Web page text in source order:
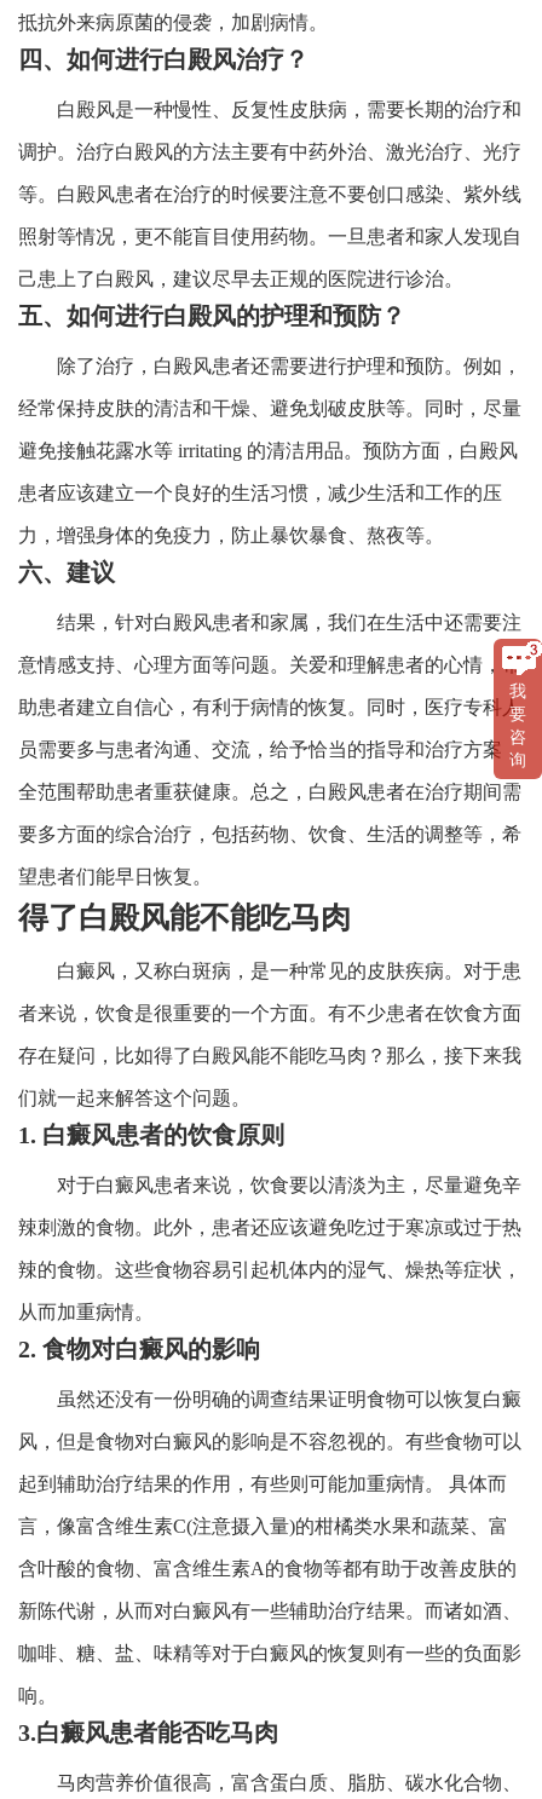
抵抗外来病原菌的侵袭，加剧病情。
四、如何进行白殿风治疗？
白殿风是一种慢性、反复性皮肤病，需要长期的治疗和
调护。治疗白殿风的方法主要有中药外治、激光治疗、光疗
等。白殿风患者在治疗的时候要注意不要创口感染、紫外线
照射等情况，更不能盲目使用药物。一旦患者和家人发现自
己患上了白殿风，建议尽早去正规的医院进行诊治。
五、如何进行白殿风的护理和预防？
除了治疗，白殿风患者还需要进行护理和预防。例如，
经常保持皮肤的清洁和干燥、避免划破皮肤等。同时，尽量
避免接触花露水等 irritating 的清洁用品。预防方面，白殿风
患者应该建立一个良好的生活习惯，减少生活和工作的压
力，增强身体的免疫力，防止暴饮暴食、熬夜等。
六、建议
结果，针对白殿风患者和家属，我们在生活中还需要注
意情感支持、心理方面等问题。关爱和理解患者的心情，帮
助患者建立自信心，有利于病情的恢复。同时，医疗专科人
员需要多与患者沟通、交流，给予恰当的指导和治疗方案，
全范围帮助患者重获健康。总之，白殿风患者在治疗期间需
要多方面的综合治疗，包括药物、饮食、生活的调整等，希
望患者们能早日恢复。
得了白殿风能不能吃马肉
白癜风，又称白斑病，是一种常见的皮肤疾病。对于患
者来说，饮食是很重要的一个方面。有不少患者在饮食方面
存在疑问，比如得了白殿风能不能吃马肉？那么，接下来我
们就一起来解答这个问题。
1. 白癜风患者的饮食原则
对于白癜风患者来说，饮食要以清淡为主，尽量避免辛
辣刺激的食物。此外，患者还应该避免吃过于寒凉或过于热
辣的食物。这些食物容易引起机体内的湿气、燥热等症状，
从而加重病情。
2. 食物对白癜风的影响
虽然还没有一份明确的调查结果证明食物可以恢复白癜
风，但是食物对白癜风的影响是不容忽视的。有些食物可以
起到辅助治疗结果的作用，有些则可能加重病情。 具体而
言，像富含维生素C(注意摄入量)的柑橘类水果和蔬菜、富
含叶酸的食物、富含维生素A的食物等都有助于改善皮肤的
新陈代谢，从而对白癜风有一些辅助治疗结果。而诸如酒、
咖啡、糖、盐、味精等对于白癜风的恢复则有一些的负面影
响。
3.白癜风患者能否吃马肉
马肉营养价值很高，富含蛋白质、脂肪、碳水化合物、
我
要
咨
询